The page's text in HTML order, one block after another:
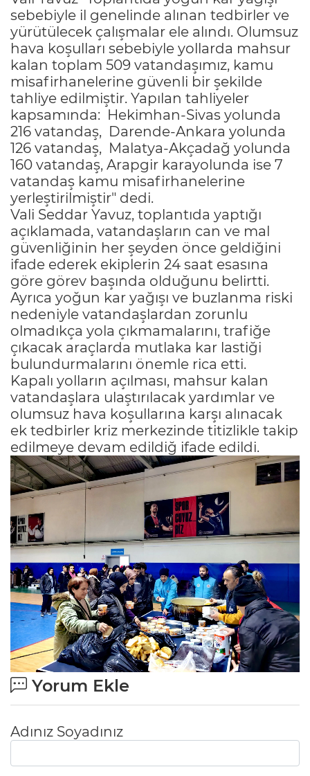
sebebiyle il genelinde alınan tedbirler ve
yürütülecek çalışmalar ele alındı. Olumsuz
hava koşulları sebebiyle yollarda mahsur
kalan toplam 509 vatandaşımız, kamu
misafirhanelerine güvenli bir şekilde
tahliye edilmiştir. Yapılan tahliyeler
kapsamında: Hekimhan-Sivas yolunda
216 vatandaş, Darende-Ankara yolunda
126 vatandaş, Malatya-Akçadağ yolunda
160 vatandaş, Arapgir karayolunda ise 7
vatandaş kamu misafirhanelerine
yerleştirilmiştir" dedi.
Vali Seddar Yavuz, toplantıda yaptığı
açıklamada, vatandaşların can ve mal
güvenliğinin her şeyden önce geldiğini
ifade ederek ekiplerin 24 saat esasına
göre görev başında olduğunu belirtti.
Ayrıca yoğun kar yağışı ve buzlanma riski
nedeniyle vatandaşlardan zorunlu
olmadıkça yola çıkmamalarını, trafiğe
çıkacak araçlarda mutlaka kar lastiği
bulundurmalarını önemle rica etti.
Kapalı yolların açılması, mahsur kalan
vatandaşlara ulaştırılacak yardımlar ve
olumsuz hava koşullarına karşı alınacak
ek tedbirler kriz merkezinde titizlikle takip
edilmeye devam edildiğ ifade edildi.
Yorum Ekle
Adınız Soyadınız